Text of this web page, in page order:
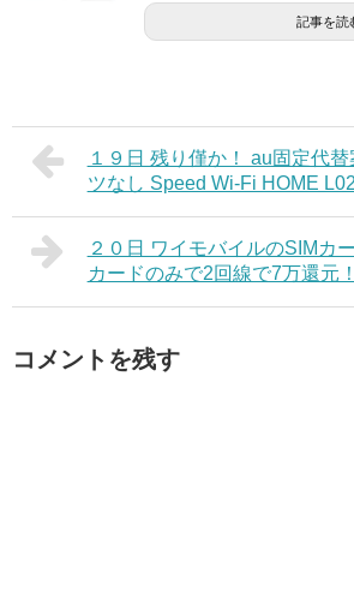
記事を読
１９日 残り僅か！ au固定代
ツなし Speed Wi-Fi HOME
２０日 ワイモバイルのSIMカ
カードのみで2回線で7万還元！
コメントを残す